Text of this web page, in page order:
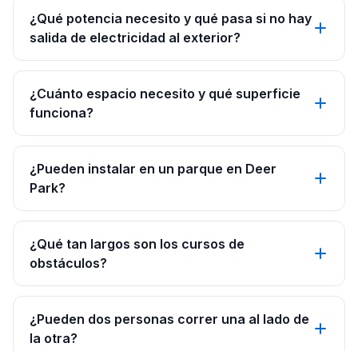
¿Qué potencia necesito y qué pasa si no hay
salida de electricidad al exterior?
¿Cuánto espacio necesito y qué superficie
funciona?
¿Pueden instalar en un parque en Deer
Park?
¿Qué tan largos son los cursos de
obstáculos?
¿Pueden dos personas correr una al lado de
la otra?